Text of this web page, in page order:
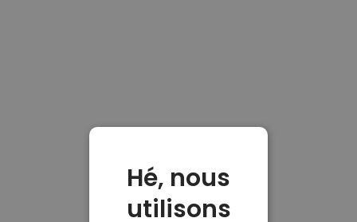
Hé, nous
utilisons